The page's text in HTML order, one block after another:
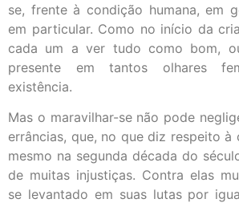
se, frente à condição humana, em
em particular. Como no início da
cada um a ver tudo como bom,
presente em tantos olhares
existência.
Mas o maravilhar-se não pode
errâncias, que, no que diz respeito à
mesmo na segunda década do
de muitas injustiças. Contra elas
se levantado em suas lutas por